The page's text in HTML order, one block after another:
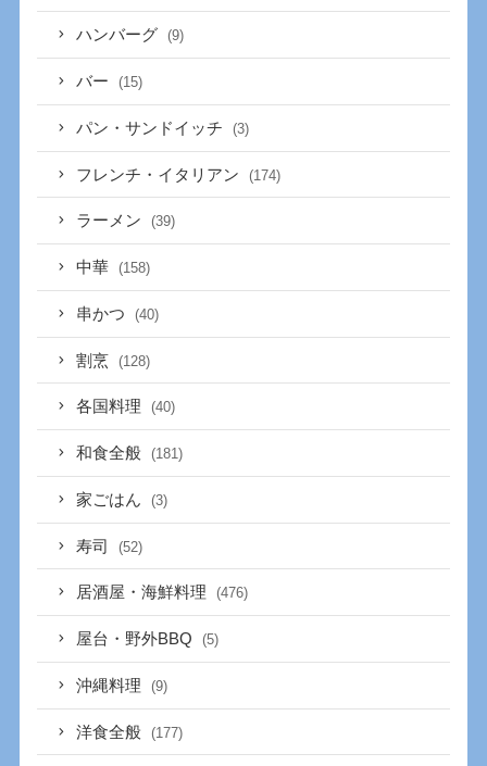
ハンバーグ (9)
バー (15)
パン・サンドイッチ (3)
フレンチ・イタリアン (174)
ラーメン (39)
中華 (158)
串かつ (40)
割烹 (128)
各国料理 (40)
和食全般 (181)
家ごはん (3)
寿司 (52)
居酒屋・海鮮料理 (476)
屋台・野外BBQ (5)
沖縄料理 (9)
洋食全般 (177)